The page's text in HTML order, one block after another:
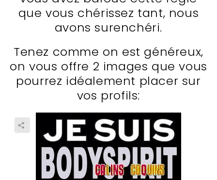
que vous chérissez tant, nous
avons surenchéri.
Tenez comme on est généreux,
on vous offre 2 images que vous
pourrez idéalement placer sur
vos profils: